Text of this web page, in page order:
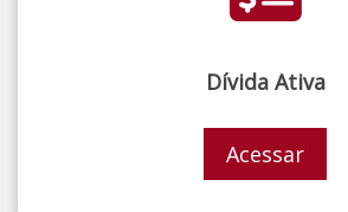
Dívida Ativa
Acessar